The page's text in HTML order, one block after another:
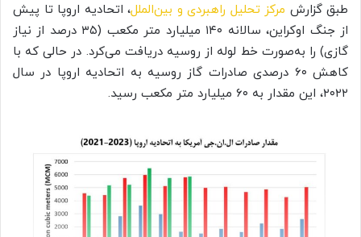
طبق گزارش مرکز تحلیل راهبردی و بین‌الملل، اتحادیه اروپا تا پیش
از جنگ اوکراین، سالانه ۱۴۰ میلیارد متر مکعب (۳۵ درصد از نیاز
گازی) را به‌صورت خط لوله از روسیه دریافت می‌کرد. در حالی که با
کاهش ۶۰ درصدی صادرات گاز روسیه به اتحادیه اروپا در سال
۲۰۲۲، این مقدار به ۶۰ میلیارد متر مکعب رسید.